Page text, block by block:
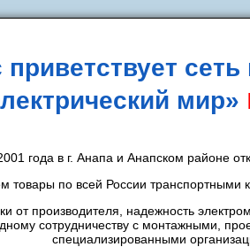
3000K тм "iSvet"
приветствует сеть
мир»
года в г. Анапа и Анапском районе
товары по всей России
от производителя, надежность
сотрудничеству с монтажными,
специализированными